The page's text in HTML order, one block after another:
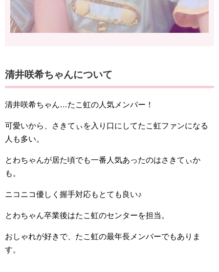
清井咲希ちゃんについて
清井咲希ちゃん…たこ虹の人気メンバー！
可愛いから、さきてぃを入り口にしてたこ虹ファンになる
人も多い。
とわちゃんが居た頃でも一番人気あったのはさきてぃか
も。
ニコニコ優しく握手対応もとても良い♪
とわちゃん卒業後はたこ虹のセンターを担当。
おしゃれが好きで、たこ虹の最年長メンバーでもありま
す。